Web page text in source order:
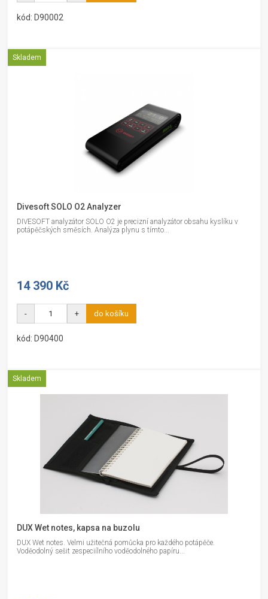
kód: D90002
Skladem
Divesoft SOLO O2 Analyzer
DIVESOFT analyzátor SOLO O2 je precizní analyzátor obsahu kyslíku v
potápěčských směsích. Analýza plynu s tímto...
14 390 Kč
- + do košíku
kód: D90400
Skladem
DUX Wet notes, kapsa na buzolu
DUX Wet notes. Velmi užitečná pomůcka pro každého potápěče.
Voděodolný sešit zespeciílního voděodolného papíru...